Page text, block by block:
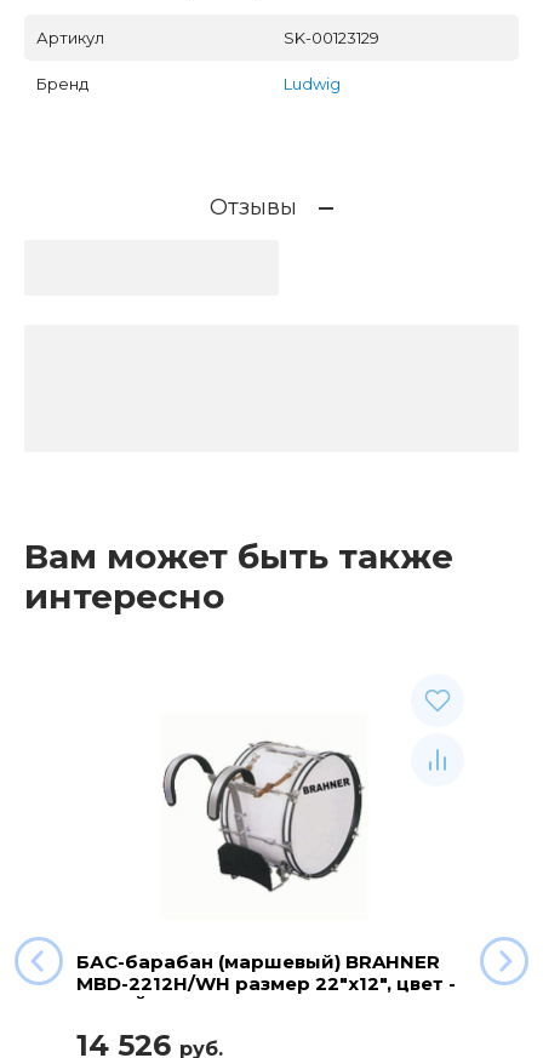
Артикул SK-00123129
Бренд Ludwig
Отзывы
Вам может быть также
интересно
БАС-барабан (маршевый) BRAHNER
MBD-2212H/WH размер 22"x12", цвет -
БЕЛЫЙ
14 526 руб.